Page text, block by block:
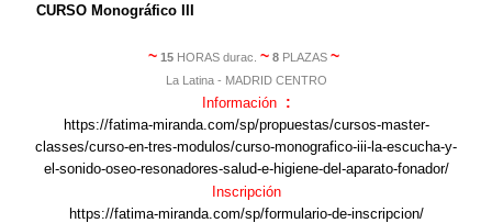
CURSO Monográfico III
~ 15 HORAS durac. ~ 8 PLAZAS ~
La Latina - MADRID CENTRO
Información :
https://fatima-miranda.com/sp/propuestas/cursos-master-
classes/curso-en-tres-modulos/curso-monografico-iii-la-escucha-y-
el-sonido-oseo-resonadores-salud-e-higiene-del-aparato-fonador/
Inscripción
https://fatima-miranda.com/sp/formulario-de-inscripcion/